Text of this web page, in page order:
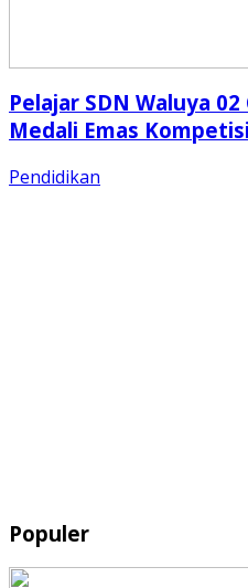
Pelajar SDN Waluya
Medali Emas
Pendidikan
Populer